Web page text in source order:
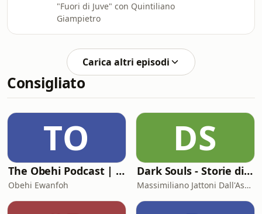
"Fuori di Juve" con Quintiliano
Giampietro
Carica altri episodi
Consigliato
TO
The Obehi Podcast | Life & Legacy Project
Obehi Ewanfoh
DS
Dark Souls - Storie di serial killer
Massimiliano Jattoni Dall'Asén